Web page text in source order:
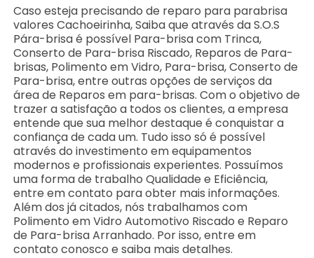
Caso esteja precisando de reparo para parabrisa
valores Cachoeirinha, Saiba que através da S.O.S
Pára-brisa é possível Para-brisa com Trinca,
Conserto de Para-brisa Riscado, Reparos de Para-
brisas, Polimento em Vidro, Para-brisa, Conserto de
Para-brisa, entre outras opções de serviços da
área de Reparos em para-brisas. Com o objetivo de
trazer a satisfação a todos os clientes, a empresa
entende que sua melhor destaque é conquistar a
confiança de cada um. Tudo isso só é possível
através do investimento em equipamentos
modernos e profissionais experientes. Possuímos
uma forma de trabalho Qualidade e Eficiência,
entre em contato para obter mais informações.
Além dos já citados, nós trabalhamos com
Polimento em Vidro Automotivo Riscado e Reparo
de Para-brisa Arranhado. Por isso, entre em
contato conosco e saiba mais detalhes.